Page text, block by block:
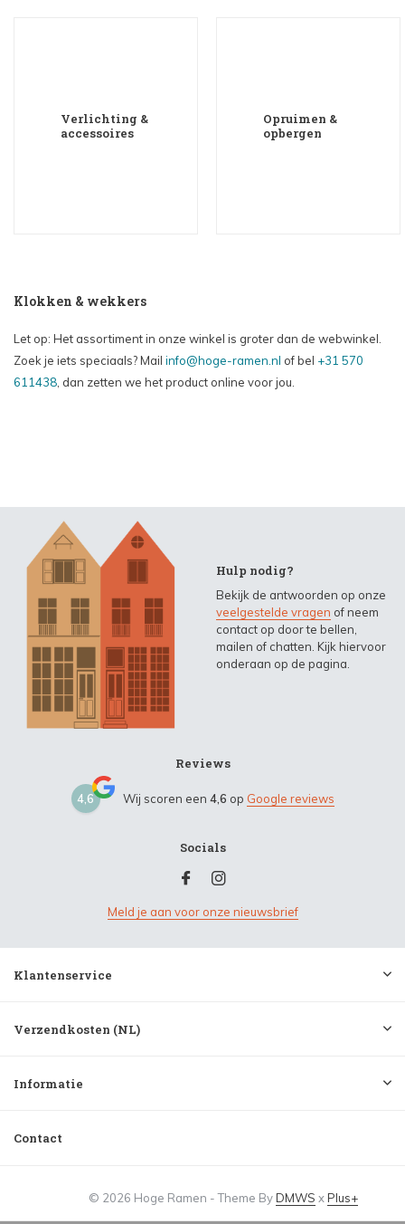
Verlichting &
accessoires
Opruimen &
opbergen
Klokken & wekkers
Let op: Het assortiment in onze winkel is groter dan de webwinkel.
Zoek je iets speciaals? Mail info@hoge-ramen.nl of bel +31 570
611438 , dan zetten we het product online voor jou.
Hulp nodig?
Bekijk de antwoorden op onze
veelgestelde vragen of neem
contact op door te bellen,
mailen of chatten. Kijk hiervoor
onderaan op de pagina.
Reviews
4,6 Wij scoren een 4,6 op Google reviews
Socials
Meld je aan voor onze nieuwsbrief
Klantenservice
Verzendkosten (NL)
Informatie
Contact
© 2026 Hoge Ramen - Theme ByDMWS xPlus+